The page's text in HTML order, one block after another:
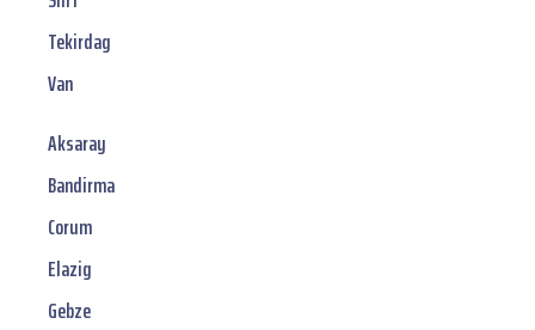
Tekirdag
Van
Aksaray
Bandirma
Corum
Elazig
Gebze